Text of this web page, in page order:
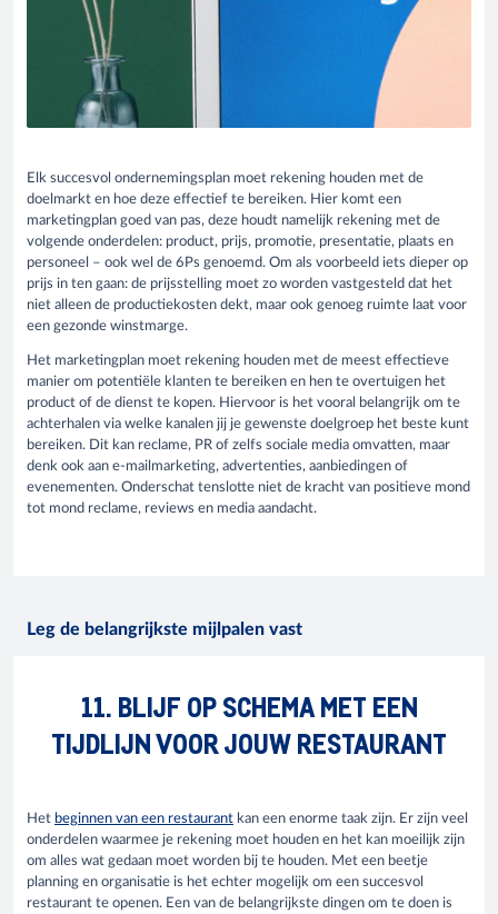
Elk succesvol ondernemingsplan moet rekening houden met de
doelmarkt en hoe deze effectief te bereiken. Hier komt een
marketingplan goed van pas, deze houdt namelijk rekening met de
volgende onderdelen: product, prijs, promotie, presentatie, plaats en
personeel – ook wel de 6Ps genoemd. Om als voorbeeld iets dieper op
prijs in ten gaan: de prijsstelling moet zo worden vastgesteld dat het
niet alleen de productiekosten dekt, maar ook genoeg ruimte laat voor
een gezonde winstmarge.
Het marketingplan moet rekening houden met de meest effectieve
manier om potentiële klanten te bereiken en hen te overtuigen het
product of de dienst te kopen. Hiervoor is het vooral belangrijk om te
achterhalen via welke kanalen jij je gewenste doelgroep het beste kunt
bereiken. Dit kan reclame, PR of zelfs sociale media omvatten, maar
denk ook aan e-mailmarketing, advertenties, aanbiedingen of
evenementen. Onderschat tenslotte niet de kracht van positieve mond
tot mond reclame, reviews en media aandacht.
Leg de belangrijkste mijlpalen vast
11. BLIJF OP SCHEMA MET EEN
TIJDLIJN VOOR JOUW RESTAURANT
Het beginnen van een restaurant kan een enorme taak zijn. Er zijn veel
onderdelen waarmee je rekening moet houden en het kan moeilijk zijn
om alles wat gedaan moet worden bij te houden. Met een beetje
planning en organisatie is het echter mogelijk om een succesvol
restaurant te openen. Een van de belangrijkste dingen om te doen is